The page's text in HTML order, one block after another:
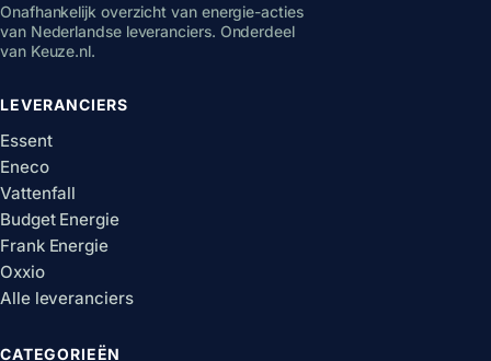
Onafhankelijk overzicht van energie-acties
van Nederlandse leveranciers. Onderdeel
van Keuze.nl.
LEVERANCIERS
Essent
Eneco
Vattenfall
Budget Energie
Frank Energie
Oxxio
Alle leveranciers
CATEGORIEËN